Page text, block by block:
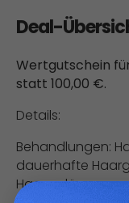
Deal-
Wertgutschein
statt 100,00 €.
Details:
Behandlungen:
dauerhafte